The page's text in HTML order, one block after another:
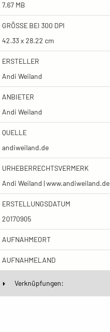
7.67 MB
GRÖSSE BEI 300 DPI
42.33 x 28.22 cm
ERSTELLER
Andi Weiland
ANBIETER
Andi Weiland
QUELLE
andiweiland.de
URHEBERRECHTSVERMERK
Andi Weiland | www.andiweiland.de
ERSTELLUNGSDATUM
20170905
AUFNAHMEORT
AUFNAHMELAND
Verknüpfungen: